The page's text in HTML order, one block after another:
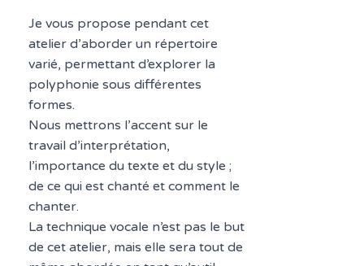
Je vous propose pendant cet
atelier d’aborder un répertoire
varié, permettant d’explorer la
polyphonie sous différentes
formes.
Nous mettrons l’accent sur le
travail d’interprétation,
l’importance du texte et du style ;
de ce qui est chanté et comment le
chanter.
La technique vocale n’est pas le but
de cet atelier, mais elle sera tout de